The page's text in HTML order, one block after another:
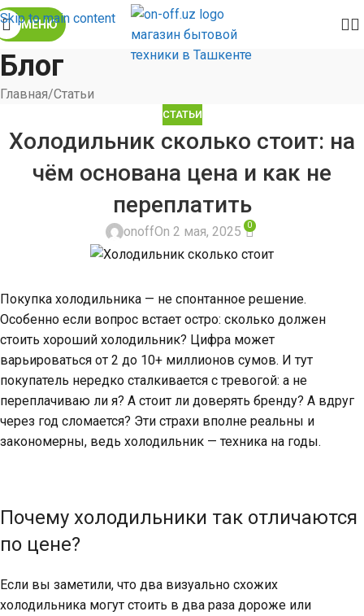
Skip to main content
МЕНЮ
Блог
Главная Статьи
СТАТЬИ
Холодильник сколько стоит: на
чём основана цена и как не
переплатить
onoffOn 2 мая, 2025 0
Покупка холодильника — не спонтанное решение.
Особенно если вопрос встает остро: сколько должен
стоить хороший холодильник? Цифра может
варьироваться от 2 до 10+ миллионов сумов. И тут
покупатель нередко сталкивается с тревогой: а не
переплачиваю ли я? А стоит ли доверять бренду? А вдруг
через год сломается? Эти страхи вполне реальны и
закономерны, ведь холодильник — техника на годы.
Почему холодильники так отличаются
по цене?
Если вы заметили, что два визуально схожих
холодильника могут стоить в два раза дороже или